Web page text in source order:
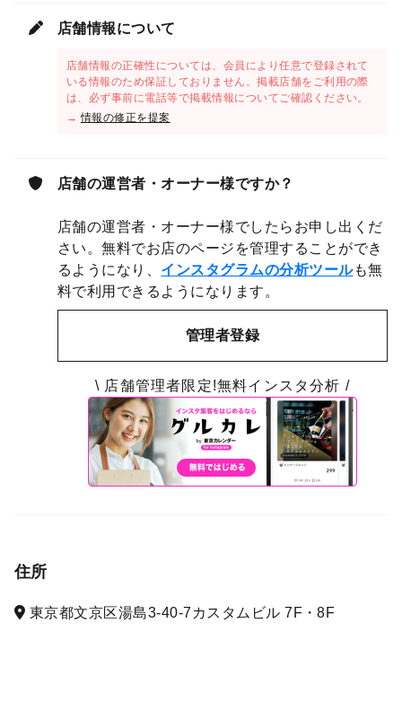
店舗情報について
店舗情報の正確性については、会員により任意で登録されて
いる情報のため保証しておりません。掲載店舗をご利用の際
は、必ず事前に電話等で掲載情報についてご確認ください。
→情報の修正を提案
店舗の運営者・オーナー様ですか？
店舗の運営者・オーナー様でしたらお申し出くだ
さい。無料でお店のページを管理することができ
るようになり、 インスタグラムの分析ツールも無
料で利用できるようになります。
管理者登録
\ 店舗管理者限定!無料インスタ分析 /
住所
東京都文京区湯島3-40-7カスタムビル 7F・8F